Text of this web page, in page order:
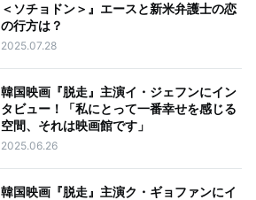
＜ソチョドン＞』エースと新米弁護士の恋
の行方は？
2025.07.28
韓国映画『脱走』主演イ・ジェフンにイン
タビュー！「私にとって一番幸せを感じる
空間、それは映画館です」
2025.06.26
韓国映画『脱走』主演ク・ギョファンにイ